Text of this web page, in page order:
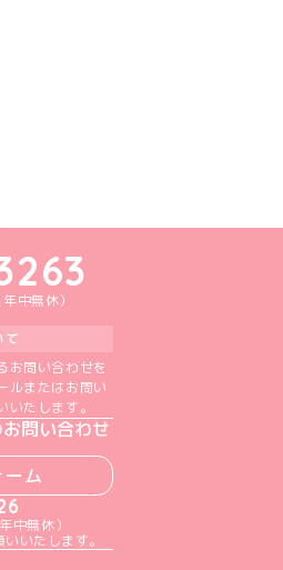
ーみんTikTok公式アカウント
どりーみんX公式アカウント
めいどりーみんInstagram公式アカウント
めいどりーみんFacebook公式アカウン
めいどりーみんYouTube公式アカ
中無休）
て
お問い合わせを
ルまたはお問い
たします。
問い合わせ
ム
中無休）
いたします。